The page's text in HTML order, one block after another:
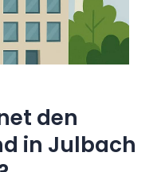
den
in Julbach